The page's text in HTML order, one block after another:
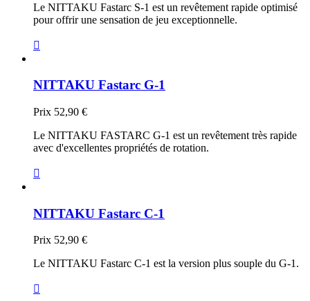
Le NITTAKU Fastarc S-1 est un revêtement rapide optimisé
pour offrir une sensation de jeu exceptionnelle.

NITTAKU Fastarc G-1
Prix 52,90 €
Le NITTAKU FASTARC G-1 est un revêtement très rapide
avec d'excellentes propriétés de rotation.

NITTAKU Fastarc C-1
Prix 52,90 €
Le NITTAKU Fastarc C-1 est la version plus souple du G-1.
